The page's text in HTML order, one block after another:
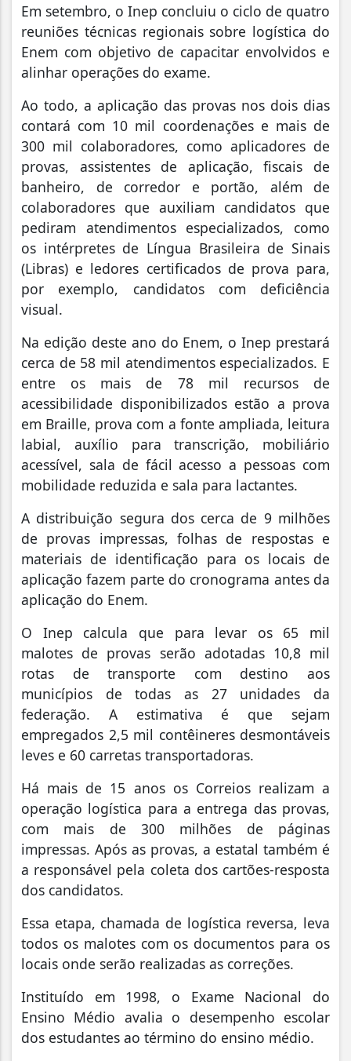
Em setembro, o Inep concluiu o ciclo de quatro
reuniões técnicas regionais sobre logística do
Enem com objetivo de capacitar envolvidos e
alinhar operações do exame.
Ao todo, a aplicação das provas nos dois dias
contará com 10 mil coordenações e mais de
300 mil colaboradores, como aplicadores de
provas, assistentes de aplicação, fiscais de
banheiro, de corredor e portão, além de
colaboradores que auxiliam candidatos que
pediram atendimentos especializados, como
os intérpretes de Língua Brasileira de Sinais
(Libras) e ledores certificados de prova para,
por exemplo, candidatos com deficiência
visual.
Na edição deste ano do Enem, o Inep prestará
cerca de 58 mil atendimentos especializados. E
entre os mais de 78 mil recursos de
acessibilidade disponibilizados estão a prova
em Braille, prova com a fonte ampliada, leitura
labial, auxílio para transcrição, mobiliário
acessível, sala de fácil acesso a pessoas com
mobilidade reduzida e sala para lactantes.
A distribuição segura dos cerca de 9 milhões
de provas impressas, folhas de respostas e
materiais de identificação para os locais de
aplicação fazem parte do cronograma antes da
aplicação do Enem.
O Inep calcula que para levar os 65 mil
malotes de provas serão adotadas 10,8 mil
rotas de transporte com destino aos
municípios de todas as 27 unidades da
federação. A estimativa é que sejam
empregados 2,5 mil contêineres desmontáveis
leves e 60 carretas transportadoras.
Há mais de 15 anos os Correios realizam a
operação logística para a entrega das provas,
com mais de 300 milhões de páginas
impressas. Após as provas, a estatal também é
a responsável pela coleta dos cartões-resposta
dos candidatos.
Essa etapa, chamada de logística reversa, leva
todos os malotes com os documentos para os
locais onde serão realizadas as correções.
Instituído em 1998, o Exame Nacional do
Ensino Médio avalia o desempenho escolar
dos estudantes ao término do ensino médio.